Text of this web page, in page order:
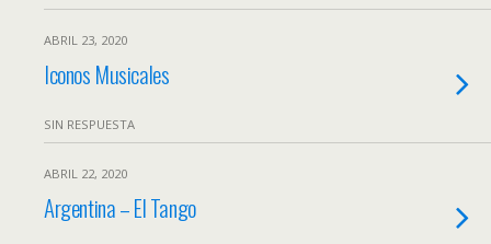
ABRIL 23, 2020
Iconos Musicales
SIN RESPUESTA
ABRIL 22, 2020
Argentina – El Tango